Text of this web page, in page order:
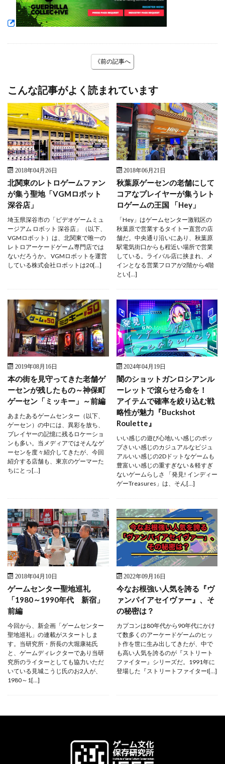
《前の記事へ
こんな記事がよく読まれています
2018年04月26日
北関東のレトロゲームファン
が集う聖地「VGMロボット
深谷店」
埼玉県深谷市の「ビデオゲームミュ
ージアム ロボット 深谷店」（以下、
VGMロボット）は、北関東で唯一の
レトロアーケードゲーム専門店では
ないだろうか。 VGMロボットを運営
している株式会社ロボットは20[…]
2018年06月21日
秋葉原ゲーセンの老舗にして
コアなプレイヤーが集うレト
ロゲームの王国 「Hey」
「Hey」はゲームセンター激戦区の
秋葉原で営業するタイトー直営の店
舗だ。中央通り沿いにあり、秋葉原
駅電気街口からも程近い場所で営業
している。ライバル店に挟まれ、メ
インとなる営業フロアが2階から4階
とい[…]
2019年08月16日
本の街を見守ってきた老舗ゲ
ーセンが残したもの～神保町
ゲーセン「ミッキー」～前編
あまたあるゲームセンター（以下、
ゲーセン）の中には、異彩を放ち、
プレイヤーの記憶に残るロケーショ
ンも多い。当メディアではそんなゲ
ーセンを度々紹介してきたが、今回
紹介する店舗も、東京のゲーマーた
ちにとっ[…]
2024年04月19日
闇のショットガンロシアンル
ーレットで滾らせろ命を！
アイテムで確率を絞り込む戦
略性が魅力『Buckshot
Roulette』
いい感じの遊び心地いい感じのポッ
プさいい感じのカジュアルなビジュ
アルいい感じの2Dドットなゲームも
豊富いい感じの重すぎない＆軽すぎ
ないゲームらしさ 「発見! インディー
ゲーTreasures」は、そん[…]
2018年04月10日
ゲームセンター聖地巡礼
「1980～1990年代 新宿」
前編
今回から、新企画「ゲームセンター
聖地巡礼」の連載がスタートしま
す。当研究所・所長の大堀康祐氏
と、ゲームディレクターであり当研
究所のライターとしても協力いただ
いている見城こうじ氏のお2人が、
1980～1[…]
2022年09月16日
今なお根強い人気を誇る『ヴ
ァンパイアセイヴァー』、そ
の秘密は？
カプコンは80年代から90年代にかけ
て数多くのアーケードゲームのヒッ
ト作を世に生み出してきたが、中で
も高い人気を誇るのが『ストリート
ファイター』シリーズだ。1991年に
登場した『ストリートファイターI[…]